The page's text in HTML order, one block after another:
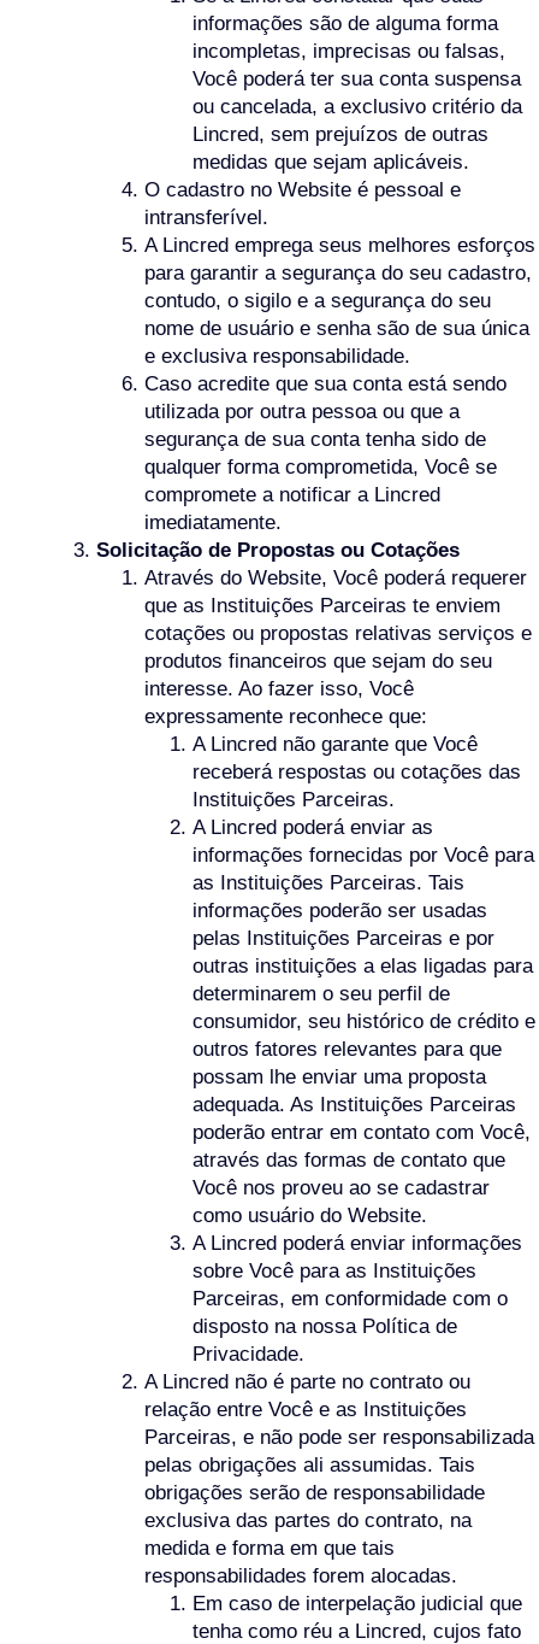
informações são de alguma forma
incompletas, imprecisas ou falsas,
Você poderá ter sua conta suspensa
ou cancelada, a exclusivo critério da
Lincred, sem prejuízos de outras
medidas que sejam aplicáveis.
O cadastro no Website é pessoal e
intransferível.
A Lincred emprega seus melhores esforços
para garantir a segurança do seu cadastro,
contudo, o sigilo e a segurança do seu
nome de usuário e senha são de sua única
e exclusiva responsabilidade.
Caso acredite que sua conta está sendo
utilizada por outra pessoa ou que a
segurança de sua conta tenha sido de
qualquer forma comprometida, Você se
compromete a notificar a Lincred
imediatamente.
Solicitação de Propostas ou Cotações
Através do Website, Você poderá requerer
que as Instituições Parceiras te enviem
cotações ou propostas relativas serviços e
produtos financeiros que sejam do seu
interesse. Ao fazer isso, Você
expressamente reconhece que:
A Lincred não garante que Você
receberá respostas ou cotações das
Instituições Parceiras.
A Lincred poderá enviar as
informações fornecidas por Você para
as Instituições Parceiras. Tais
informações poderão ser usadas
pelas Instituições Parceiras e por
outras instituições a elas ligadas para
determinarem o seu perfil de
consumidor, seu histórico de crédito e
outros fatores relevantes para que
possam lhe enviar uma proposta
adequada. As Instituições Parceiras
poderão entrar em contato com Você,
através das formas de contato que
Você nos proveu ao se cadastrar
como usuário do Website.
A Lincred poderá enviar informações
sobre Você para as Instituições
Parceiras, em conformidade com o
disposto na nossa Política de
Privacidade.
A Lincred não é parte no contrato ou
relação entre Você e as Instituições
Parceiras, e não pode ser responsabilizada
pelas obrigações ali assumidas. Tais
obrigações serão de responsabilidade
exclusiva das partes do contrato, na
medida e forma em que tais
responsabilidades forem alocadas.
Em caso de interpelação judicial que
tenha como réu a Lincred, cujos fato